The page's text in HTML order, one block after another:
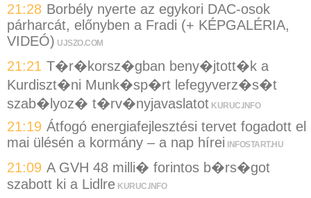
21:28 Borbély nyerte az egykori DAC-osok
párharcát, előnyben a Fradi (+ KÉPGALÉRIA,
VIDEÓ) UJSZO.COM
21:21 T�r�korsz�gban beny�jtott�k a
Kurdiszt�ni Munk�sp�rt lefegyverz�s�t
szab�lyoz� t�rv�nyjavaslatot KURUC.INFO
21:19 Átfogó energiafejlesztési tervet fogadott el
mai ülésén a kormány – a nap hírei
INFOSTART.HU
21:09 A GVH 48 milli� forintos b�rs�got
szabott ki a Lidlre KURUC.INFO